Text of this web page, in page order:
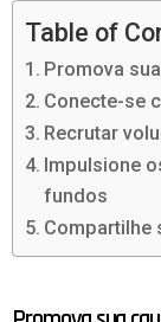
Table of
Promova
Conecte-se
Recrutar
Impulsione
fundos
Compartilhe